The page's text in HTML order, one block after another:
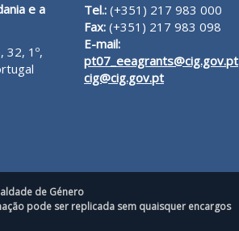
e a
32, 1º,
Tel.: (+351) 217 983 000
Fax: (+351) 217 983 098
E-mail:
pt07_eeagrants@cig.gov.pt
cig@cig.gov.pt
de Género
pode ser replicada sem quaisquer encargos